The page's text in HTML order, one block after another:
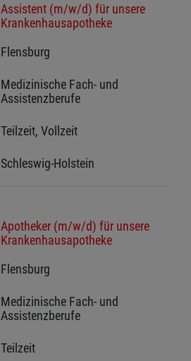
Assistent (m/w/d) für unsere
Krankenhausapotheke
Flensburg
Medizinische Fach- und
Assistenzberufe
Teilzeit, Vollzeit
Schleswig-Holstein
Apotheker (m/w/d) für unsere
Krankenhausapotheke
Flensburg
Medizinische Fach- und
Assistenzberufe
Teilzeit